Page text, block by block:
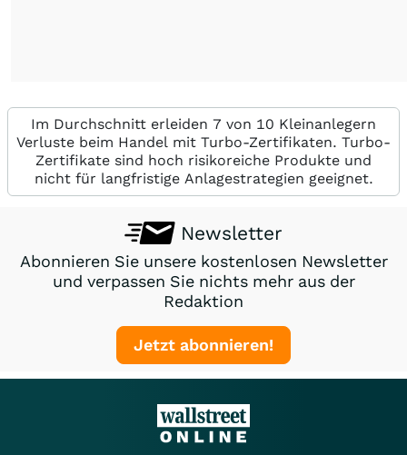
Im Durchschnitt erleiden 7 von 10 Kleinanlegern
Verluste beim Handel mit Turbo-Zertifikaten. Turbo-
Zertifikate sind hoch risikoreiche Produkte und
nicht für langfristige Anlagestrategien geeignet.
Newsletter
Abonnieren Sie unsere kostenlosen Newsletter
und verpassen Sie nichts mehr aus der
Redaktion
Jetzt abonnieren!